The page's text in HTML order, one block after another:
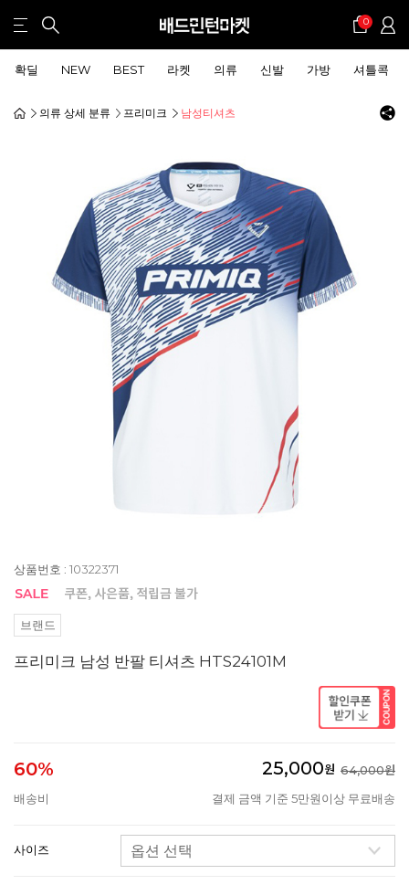
0
확딜 NEW BEST 라켓 의류 신발 가방 셔틀콕
의류 상세 분류 프리미크 남성티셔츠
상품번호 : 10322371
브랜드
프리미크 남성 반팔 티셔츠 HTS24101M
60% 25,000원 64,000원
배송비
결제 금액 기준 5만원이상 무료배송
사이즈